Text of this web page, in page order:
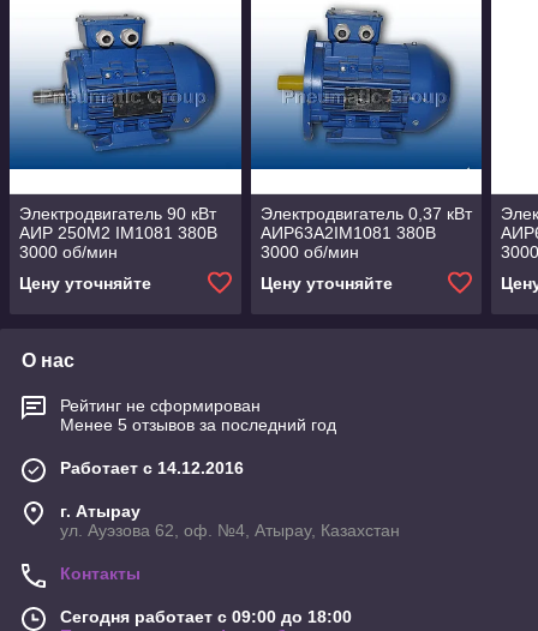
Электродвигатель 90 кВт
АИР 250М2 IM1081 380B
3000 об/мин
Цену уточняйте
Электродвигатель 0,37 кВт
АИР63А2IM1081 380B
3000 об/мин
Цену уточняйте
О нас
Рейтинг не сформирован
Менее 5 отзывов за последний год
Работает с 14.12.2016
г. Атырау
ул. Ауэзова 62, оф. №4, Атырау, Казахстан
Контакты
Сегодня работает с 09:00 до 18:00